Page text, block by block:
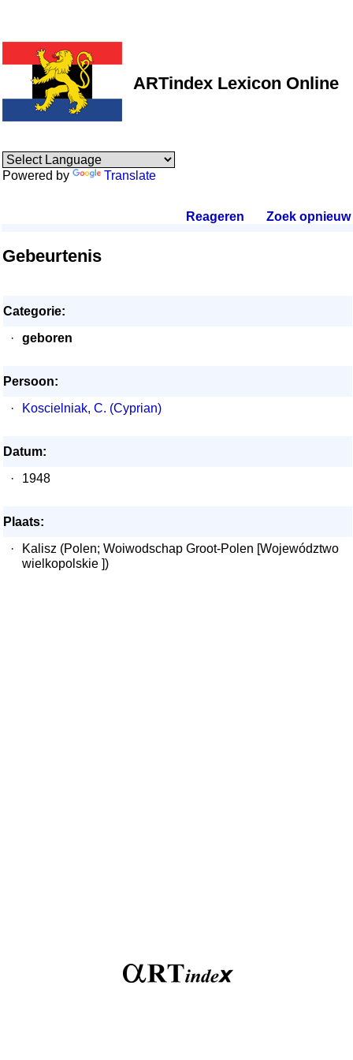
ARTindex Lexicon Online
Powered by Translate
Reageren Zoek opnieuw.
Gebeurtenis
Categorie:
·
geboren
Persoon:
·
Koscielniak, C. (Cyprian)
Datum:
·
1948
Plaats:
·
Kalisz (Polen; Woiwodschap Groot-Polen [Województwo
wielkopolskie ])